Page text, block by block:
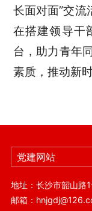
长面对面”交流
在搭建领导干
台，助力青年
素质，推动新
党建网站
地址：长沙市韶山路
邮箱：